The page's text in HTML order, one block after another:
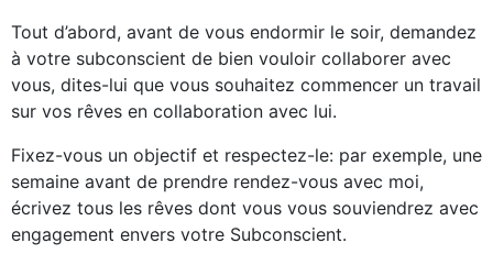
Tout d’abord, avant de vous endormir le soir, demandez
à votre subconscient de bien vouloir collaborer avec
vous, dites-lui que vous souhaitez commencer un travail
sur vos rêves en collaboration avec lui.
Fixez-vous un objectif et respectez-le: par exemple, une
semaine avant de prendre rendez-vous avec moi,
écrivez tous les rêves dont vous vous souviendrez avec
engagement envers votre Subconscient.